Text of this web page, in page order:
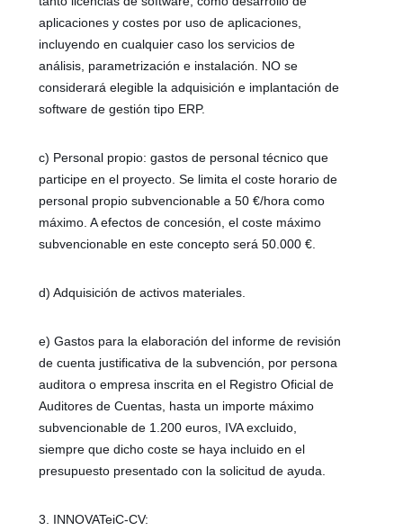
aplicaciones y costes por uso de aplicaciones,
incluyendo en cualquier caso los servicios de
análisis, parametrización e instalación. NO se
considerará elegible la adquisición e implantación de
software de gestión tipo ERP.
c) Personal propio: gastos de personal técnico que
participe en el proyecto. Se limita el coste horario de
personal propio subvencionable a 50 €/hora como
máximo. A efectos de concesión, el coste máximo
subvencionable en este concepto será 50.000 €.
d) Adquisición de activos materiales.
e) Gastos para la elaboración del informe de revisión
de cuenta justificativa de la subvención, por persona
auditora o empresa inscrita en el Registro Oficial de
Auditores de Cuentas, hasta un importe máximo
subvencionable de 1.200 euros, IVA excluido,
siempre que dicho coste se haya incluido en el
presupuesto presentado con la solicitud de ayuda.
3. INNOVATeiC-CV: